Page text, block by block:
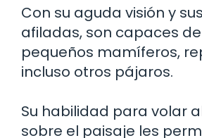
Con su aguda visión y
afiladas, son capaces
pequeños mamíferos,
incluso otros pájaros.
Su habilidad para volar
sobre el paisaje les